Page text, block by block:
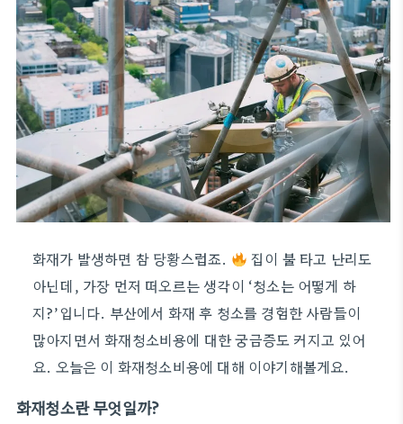
화재가 발생하면 참 당황스럽죠.
집이 불 타고 난리도
아닌데, 가장 먼저 떠오르는 생각이 ‘청소는 어떻게 하
지?’입니다. 부산에서 화재 후 청소를 경험한 사람들이
많아지면서 화재청소비용에 대한 궁금증도 커지고 있어
요. 오늘은 이 화재청소비용에 대해 이야기해볼게요.
화재청소란 무엇일까?